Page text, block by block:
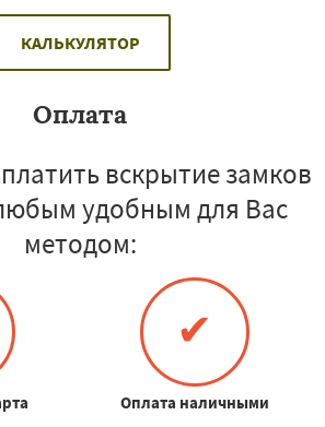
КАЛЬКУЛЯТОР
Оплата
вскрытие замков
удобным для Вас
методом:
✔
Оплата наличными